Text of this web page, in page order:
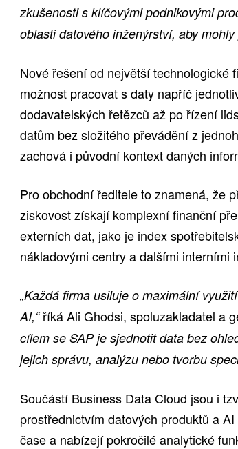
zkušenosti s klíčovými podnikovými
oblasti datového inženýrství, aby
Nové řešení od největší technologické
možnost pracovat s daty napříč
dodavatelských řetězců až po řízení
datům bez složitého převádění z
zachová i původní kontext daných
Pro obchodní ředitele to znamená, že
ziskovost získají komplexní finanční
externích dat, jako je index
nákladovými centry a dalšími interními
„Každá firma usiluje o maximální
AI,“říká Ali Ghodsi, spoluzakladatel a
cílem se SAP je sjednotit data bez
jejich správu, analýzu nebo tvorbu
Součástí Business Data Cloud jsou i
prostřednictvím datových produktů a
čase a nabízejí pokročilé analytické